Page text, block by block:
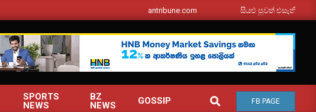
srilankantribune.com සියළු පුවත් එසැනින් ඔබ වෙත
SPORTS
NEWS
BZ
NEWS
GOSSIP SEARCH
FB PAGE